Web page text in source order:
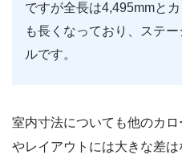
ですが全長は4,495mmと
も長くなっており、ステ
ルです。
室内寸法についても他のカ
やレイアウトには大きな差